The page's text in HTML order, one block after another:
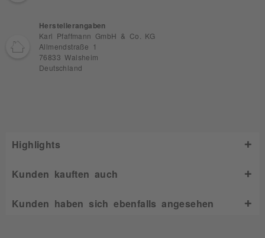
Herstellerangaben
Karl Pfaffmann GmbH & Co. KG
Allmendstraße 1
76833 Walsheim
Deutschland
Highlights
Kunden kauften auch
Kunden haben sich ebenfalls angesehen